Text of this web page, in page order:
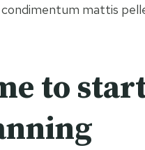
mattis
to